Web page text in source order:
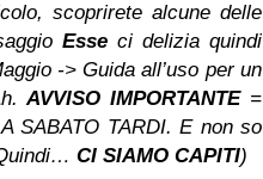
scoprirete alcune delle
Esseci delizia quindi
-> Guida all’uso per un
AVVISO IMPORTANTE=
A SABATO TARDI. E non so
CI SIAMO CAPITI)